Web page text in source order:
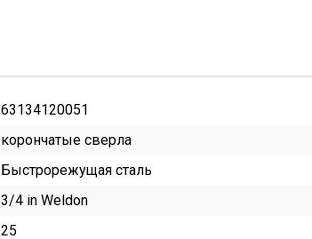
63134120051
корончатые сверла
Быстрорежущая сталь
3/4 in Weldon
25